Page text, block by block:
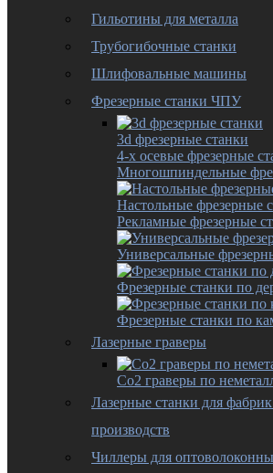
Гильотины для металла
Трубогибочные станки
Шлифовальные машины
Фрезерные станки ЧПУ
3d фрезерные станки
4-х осевые фрезерные
Многошпиндельные
Настольные фрезерные
Рекламные фрезерные
Универсальные
Фрезерные станки по
Фрезерные станки по
Лазерные граверы
Co2 граверы по
Лазерные станки для
производств
Чиллеры для